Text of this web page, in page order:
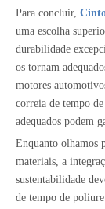
Para concluir,
uma escolha
durabilidade
os tornam
motores
correia de tempo
adequados podem
Enquanto olhamos
materiais, a
sustentabilidade
de tempo de